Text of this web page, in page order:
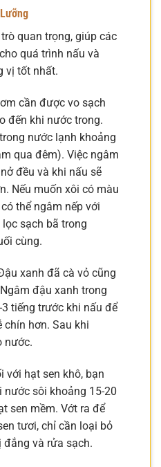
quan trọng, giúp các
quá trình nấu và
vị tốt nhất.
cần được vo sạch
đến khi nước trong.
nước lạnh khoảng
qua đêm). Việc ngâm
đều và khi nấu sẽ
Nếu muốn xôi có màu
thể ngâm nếp với
sạch bã trong
cùng.
xanh đã cà vỏ cũng
đậu xanh trong
tiếng trước khi nấu để
chín hơn. Sau khi
nước.
với hạt sen khô, bạn
nước sôi khoảng 15-20
sen mềm. Vớt ra để
tươi, chỉ cần loại bỏ
đắng và rửa sạch.